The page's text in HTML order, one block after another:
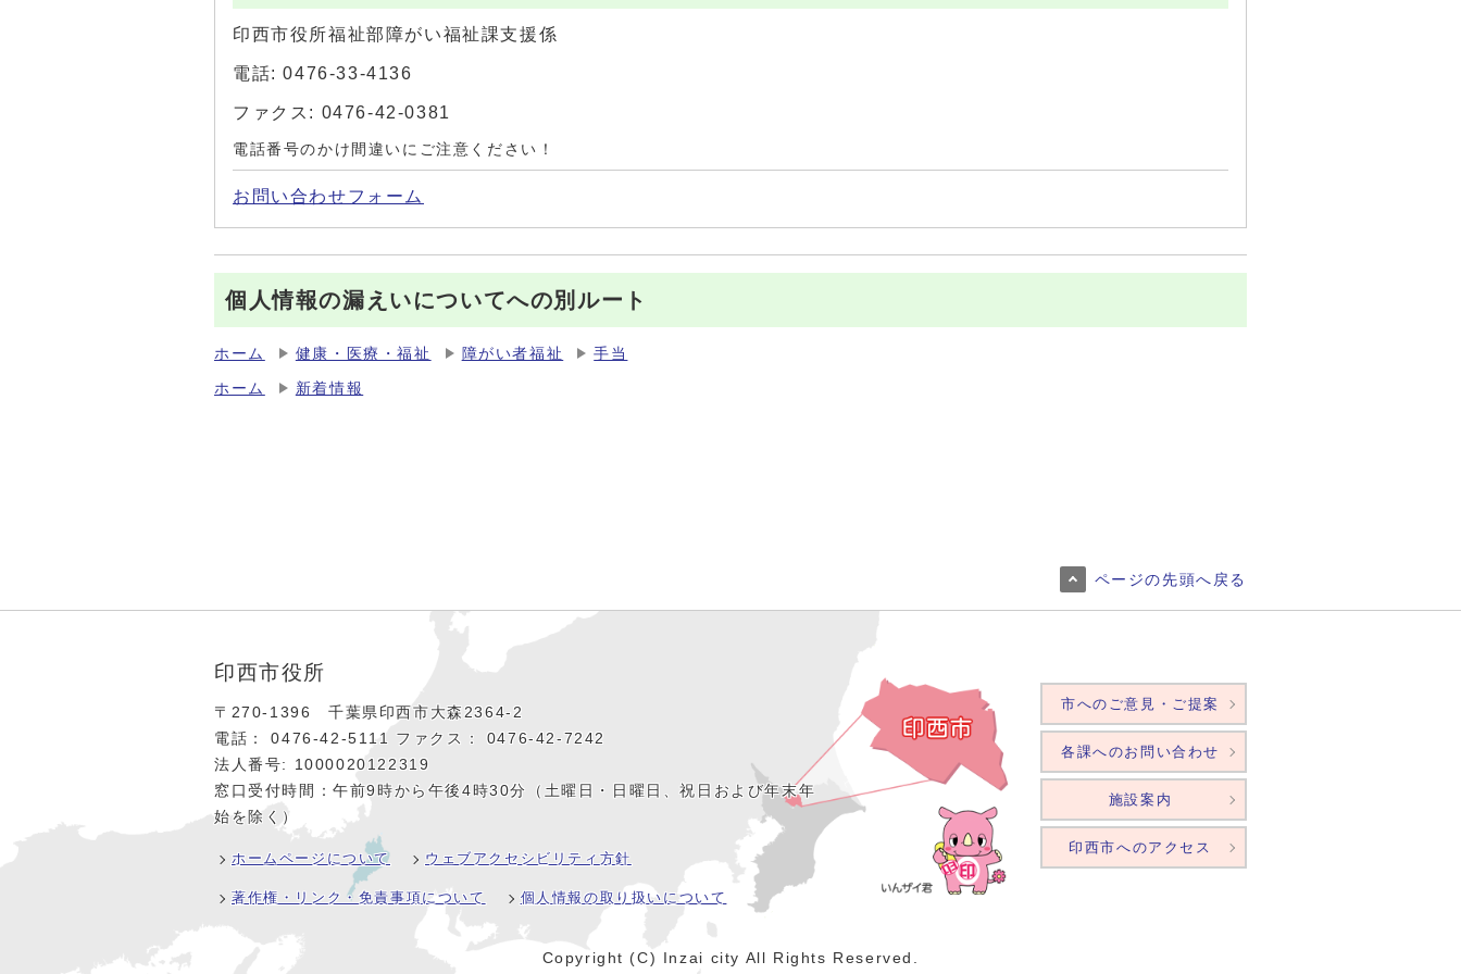
印西市役所福祉部障がい福祉課支援係
電話: 0476-33-4136
ファクス: 0476-42-0381
電話番号のかけ間違いにご注意ください！
お問い合わせフォーム
個人情報の漏えいについてへの別ルート
ホーム 健康・医療・福祉 障がい者福祉 手当
ホーム 新着情報
ページの先頭へ戻る
印西市役所
〒270-1396 千葉県印西市大森2364‐2
電話： 0476‐42‐5111 ファクス： 0476‐42‐7242
法人番号: 1000020122319
窓口受付時間：午前9時から午後4時30分（土曜日・日曜日、祝日および年末年
始を除く）
ホームページについて ウェブアクセシビリティ方針
著作権・リンク・免責事項について 個人情報の取り扱いについて
市へのご意見・ご提案
各課へのお問い合わせ
施設案内
印西市へのアクセス
Copyright (C) Inzai city All Rights Reserved.